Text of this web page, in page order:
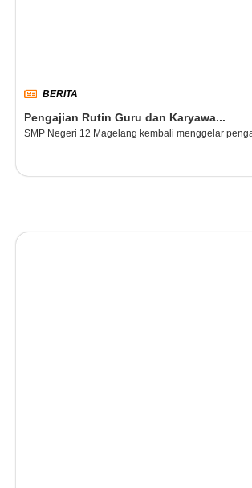
BERITA
Pengajian Rutin Guru dan Karyawa...
SMP Negeri 12 Magelang kembali menggelar